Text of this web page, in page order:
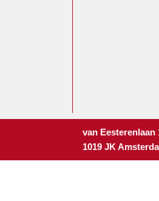
van Eesterenlaan
1019 JK